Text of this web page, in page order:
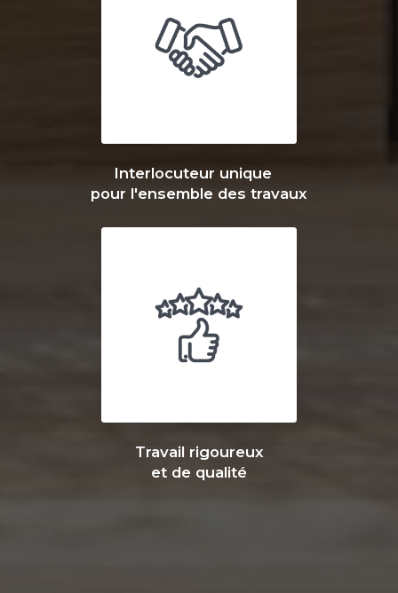
Interlocuteur unique
pour l'ensemble des travaux
Travail rigoureux
et de qualité